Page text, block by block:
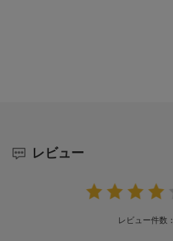
レビュー
レビュー件数：